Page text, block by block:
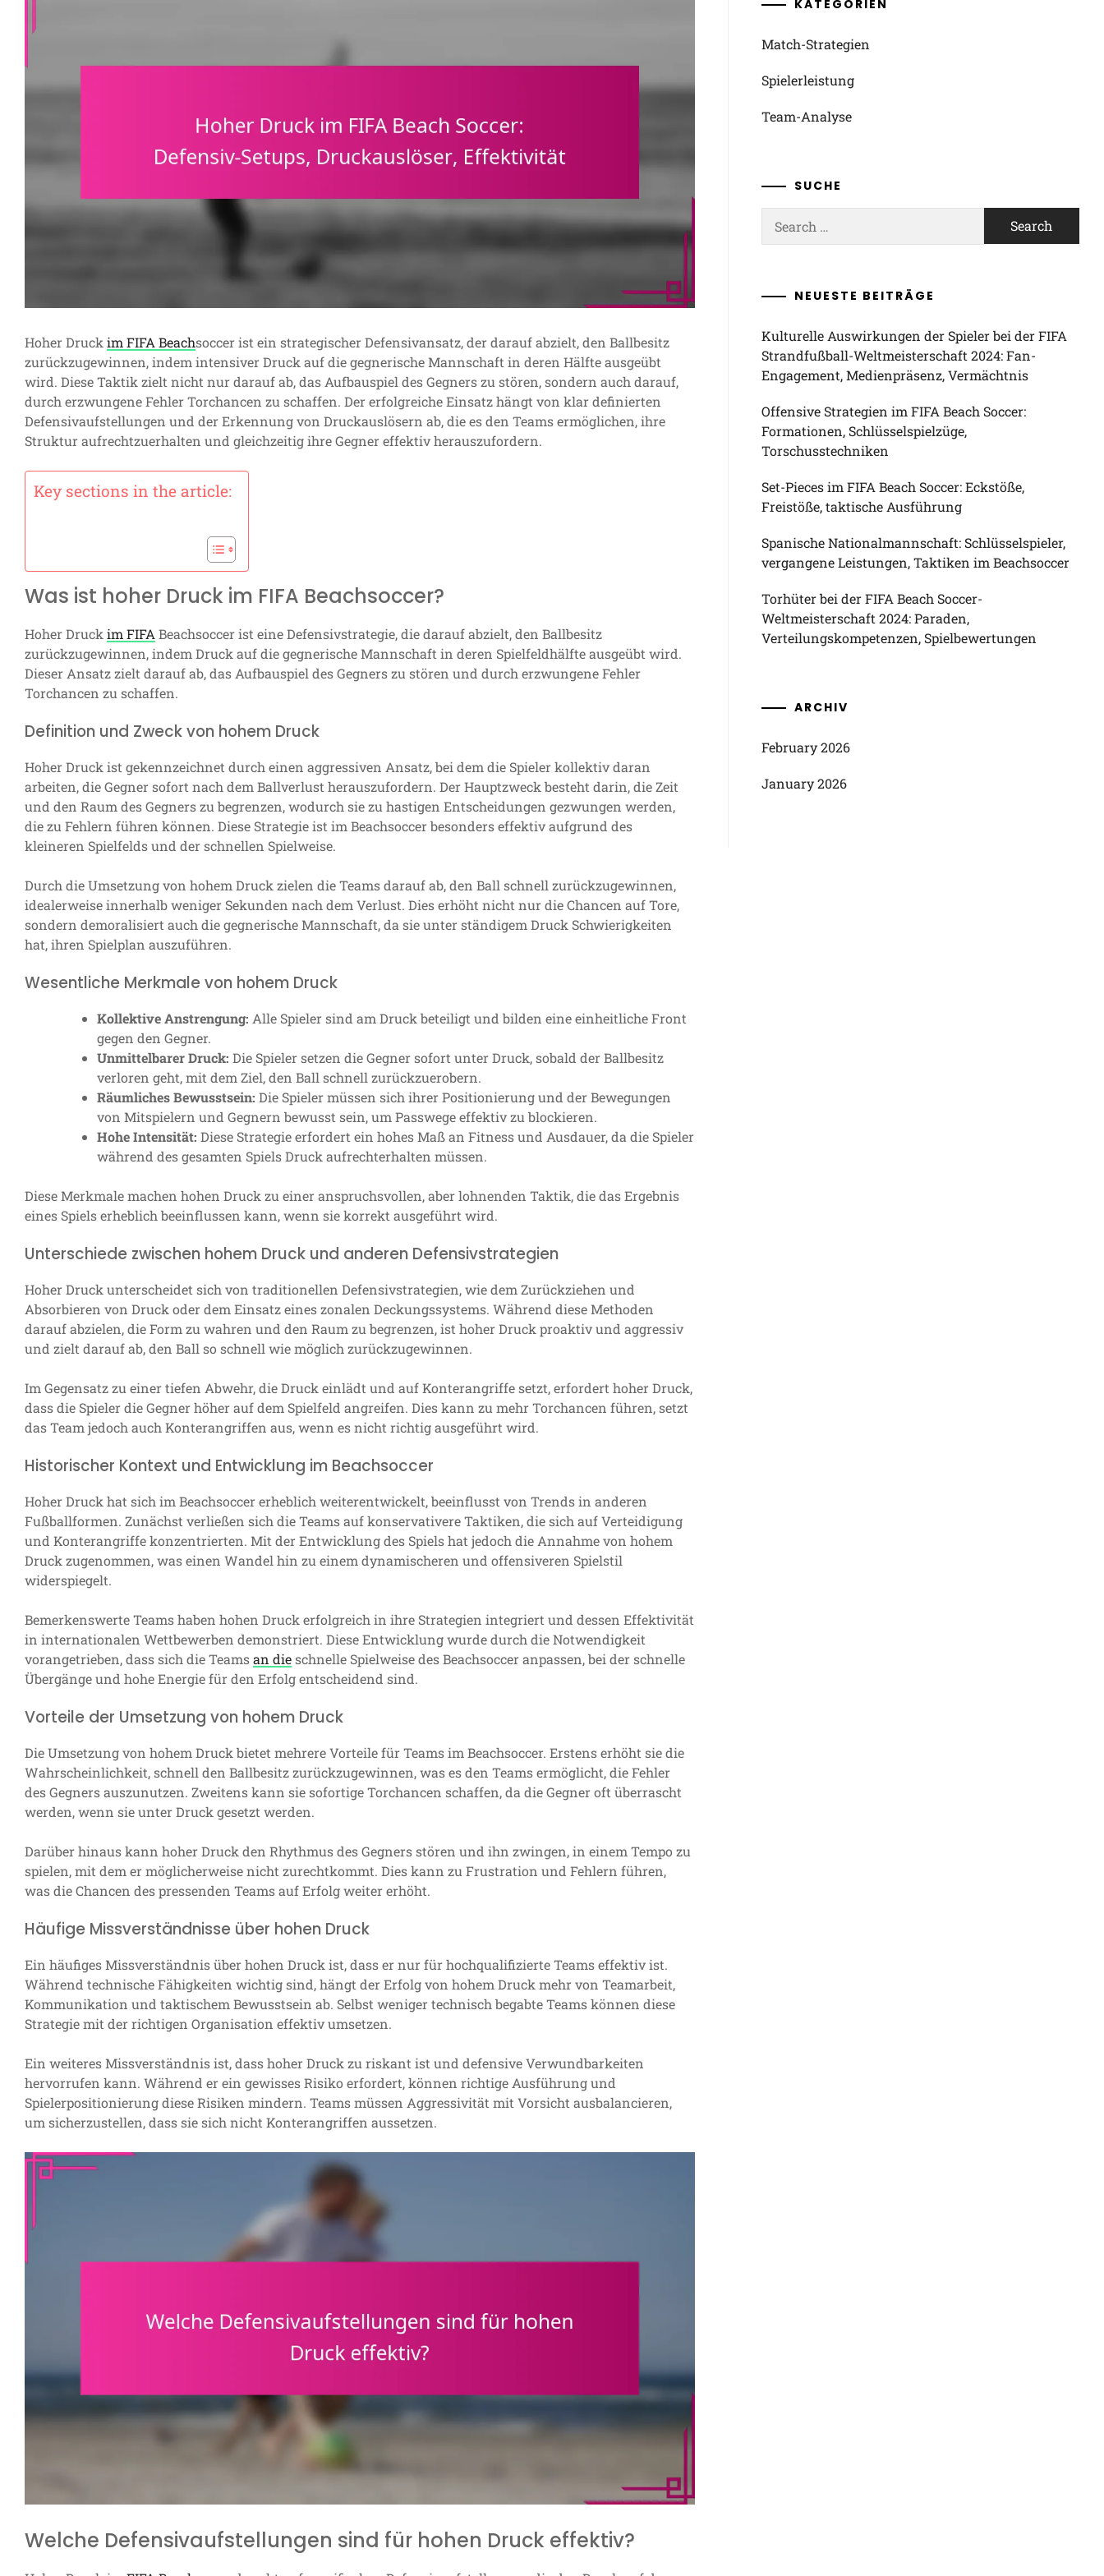
Hoher Druckim FIFA Beachsoccer ist ein strategischer Defensivansatz, der darauf abzielt, den Ballbesitz
zurückzugewinnen, indem intensiver Druck auf die gegnerische Mannschaft in deren Hälfte ausgeübt
wird. Diese Taktik zielt nicht nur darauf ab, das Aufbauspiel des Gegners zu stören, sondern auch darauf,
durch erzwungene Fehler Torchancen zu schaffen. Der erfolgreiche Einsatz hängt von klar definierten
Defensivaufstellungen und der Erkennung von Druckauslösern ab, die es den Teams ermöglichen, ihre
Struktur aufrechtzuerhalten und gleichzeitig ihre Gegner effektiv herauszufordern.
Key sections in the article:
Was ist hoher Druck im FIFA Beachsoccer?
Hoher Druckim FIFABeachsoccer ist eine Defensivstrategie, die darauf abzielt, den Ballbesitz
zurückzugewinnen, indem Druck auf die gegnerische Mannschaft in deren Spielfeldhälfte ausgeübt wird.
Dieser Ansatz zielt darauf ab, das Aufbauspiel des Gegners zu stören und durch erzwungene Fehler
Torchancen zu schaffen.
Definition und Zweck von hohem Druck
Hoher Druck ist gekennzeichnet durch einen aggressiven Ansatz, bei dem die Spieler kollektiv daran
arbeiten, die Gegner sofort nach dem Ballverlust herauszufordern. Der Hauptzweck besteht darin, die Zeit
und den Raum des Gegners zu begrenzen, wodurch sie zu hastigen Entscheidungen gezwungen werden,
die zu Fehlern führen können. Diese Strategie ist im Beachsoccer besonders effektiv aufgrund des
kleineren Spielfelds und der schnellen Spielweise.
Durch die Umsetzung von hohem Druck zielen die Teams darauf ab, den Ball schnell zurückzugewinnen,
idealerweise innerhalb weniger Sekunden nach dem Verlust. Dies erhöht nicht nur die Chancen auf Tore,
sondern demoralisiert auch die gegnerische Mannschaft, da sie unter ständigem Druck Schwierigkeiten
hat, ihren Spielplan auszuführen.
Wesentliche Merkmale von hohem Druck
Kollektive Anstrengung: Alle Spieler sind am Druck beteiligt und bilden eine einheitliche Front
gegen den Gegner.
Unmittelbarer Druck: Die Spieler setzen die Gegner sofort unter Druck, sobald der Ballbesitz
verloren geht, mit dem Ziel, den Ball schnell zurückzuerobern.
Räumliches Bewusstsein: Die Spieler müssen sich ihrer Positionierung und der Bewegungen
von Mitspielern und Gegnern bewusst sein, um Passwege effektiv zu blockieren.
Hohe Intensität: Diese Strategie erfordert ein hohes Maß an Fitness und Ausdauer, da die Spieler
während des gesamten Spiels Druck aufrechterhalten müssen.
Diese Merkmale machen hohen Druck zu einer anspruchsvollen, aber lohnenden Taktik, die das Ergebnis
eines Spiels erheblich beeinflussen kann, wenn sie korrekt ausgeführt wird.
Unterschiede zwischen hohem Druck und anderen Defensivstrategien
Hoher Druck unterscheidet sich von traditionellen Defensivstrategien, wie dem Zurückziehen und
Absorbieren von Druck oder dem Einsatz eines zonalen Deckungssystems. Während diese Methoden
darauf abzielen, die Form zu wahren und den Raum zu begrenzen, ist hoher Druck proaktiv und aggressiv
und zielt darauf ab, den Ball so schnell wie möglich zurückzugewinnen.
Im Gegensatz zu einer tiefen Abwehr, die Druck einlädt und auf Konterangriffe setzt, erfordert hoher Druck,
dass die Spieler die Gegner höher auf dem Spielfeld angreifen. Dies kann zu mehr Torchancen führen, setzt
das Team jedoch auch Konterangriffen aus, wenn es nicht richtig ausgeführt wird.
Historischer Kontext und Entwicklung im Beachsoccer
Hoher Druck hat sich im Beachsoccer erheblich weiterentwickelt, beeinflusst von Trends in anderen
Fußballformen. Zunächst verließen sich die Teams auf konservativere Taktiken, die sich auf Verteidigung
und Konterangriffe konzentrierten. Mit der Entwicklung des Spiels hat jedoch die Annahme von hohem
Druck zugenommen, was einen Wandel hin zu einem dynamischeren und offensiveren Spielstil
widerspiegelt.
Bemerkenswerte Teams haben hohen Druck erfolgreich in ihre Strategien integriert und dessen Effektivität
in internationalen Wettbewerben demonstriert. Diese Entwicklung wurde durch die Notwendigkeit
vorangetrieben, dass sich die Teamsan dieschnelle Spielweise des Beachsoccer anpassen, bei der schnelle
Übergänge und hohe Energie für den Erfolg entscheidend sind.
Vorteile der Umsetzung von hohem Druck
Die Umsetzung von hohem Druck bietet mehrere Vorteile für Teams im Beachsoccer. Erstens erhöht sie die
Wahrscheinlichkeit, schnell den Ballbesitz zurückzugewinnen, was es den Teams ermöglicht, die Fehler
des Gegners auszunutzen. Zweitens kann sie sofortige Torchancen schaffen, da die Gegner oft überrascht
werden, wenn sie unter Druck gesetzt werden.
Darüber hinaus kann hoher Druck den Rhythmus des Gegners stören und ihn zwingen, in einem Tempo zu
spielen, mit dem er möglicherweise nicht zurechtkommt. Dies kann zu Frustration und Fehlern führen,
was die Chancen des pressenden Teams auf Erfolg weiter erhöht.
Häufige Missverständnisse über hohen Druck
Ein häufiges Missverständnis über hohen Druck ist, dass er nur für hochqualifizierte Teams effektiv ist.
Während technische Fähigkeiten wichtig sind, hängt der Erfolg von hohem Druck mehr von Teamarbeit,
Kommunikation und taktischem Bewusstsein ab. Selbst weniger technisch begabte Teams können diese
Strategie mit der richtigen Organisation effektiv umsetzen.
Ein weiteres Missverständnis ist, dass hoher Druck zu riskant ist und defensive Verwundbarkeiten
hervorrufen kann. Während er ein gewisses Risiko erfordert, können richtige Ausführung und
Spielerpositionierung diese Risiken mindern. Teams müssen Aggressivität mit Vorsicht ausbalancieren,
um sicherzustellen, dass sie sich nicht Konterangriffen aussetzen.
Welche Defensivaufstellungen sind für hohen Druck effektiv?
KATEGORIEN
Match-Strategien
Spielerleistung
Team-Analyse
SUCHE
for:
NEUESTE BEITRÄGE
Kulturelle Auswirkungen der Spieler bei der FIFA
Strandfußball-Weltmeisterschaft 2024: Fan-
Engagement, Medienpräsenz, Vermächtnis
Offensive Strategien im FIFA Beach Soccer:
Formationen, Schlüsselspielzüge,
Torschusstechniken
Set-Pieces im FIFA Beach Soccer: Eckstöße,
Freistöße, taktische Ausführung
Spanische Nationalmannschaft: Schlüsselspieler,
vergangene Leistungen, Taktiken im Beachsoccer
Torhüter bei der FIFA Beach Soccer-
Weltmeisterschaft 2024: Paraden,
Verteilungskompetenzen, Spielbewertungen
ARCHIV
February 2026
January 2026